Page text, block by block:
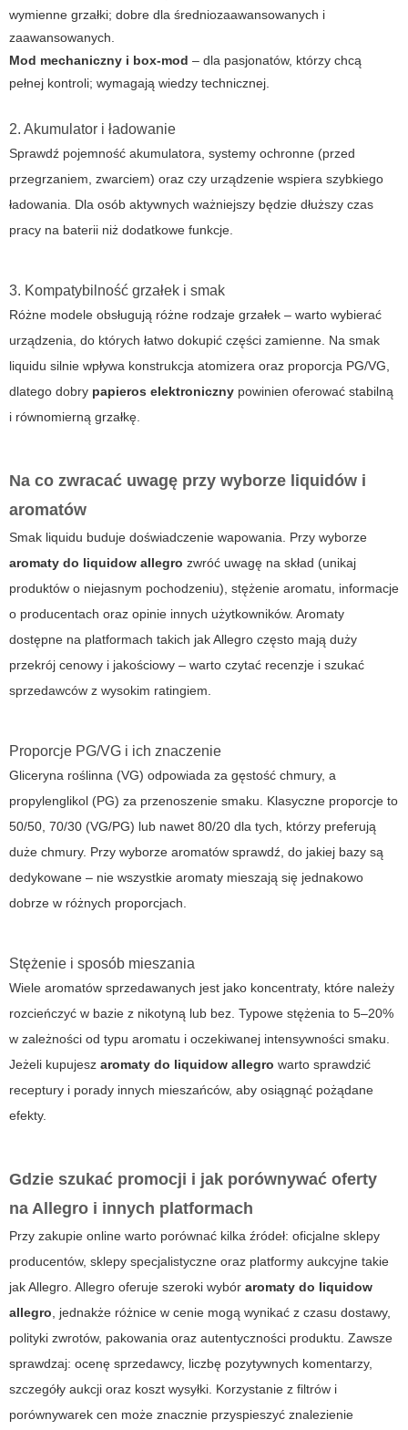
wymienne grzałki; dobre dla średniozaawansowanych i
zaawansowanych.
Mod mechaniczny i box-mod – dla pasjonatów, którzy chcą
pełnej kontroli; wymagają wiedzy technicznej.
2. Akumulator i ładowanie
Sprawdź pojemność akumulatora, systemy ochronne (przed
przegrzaniem, zwarciem) oraz czy urządzenie wspiera szybkiego
ładowania. Dla osób aktywnych ważniejszy będzie dłuższy czas
pracy na baterii niż dodatkowe funkcje.
3. Kompatybilność grzałek i smak
Różne modele obsługują różne rodzaje grzałek – warto wybierać
urządzenia, do których łatwo dokupić części zamienne. Na smak
liquidu silnie wpływa konstrukcja atomizera oraz proporcja PG/VG,
dlatego dobry papieros elektroniczny powinien oferować stabilną
i równomierną grzałkę.
Na co zwracać uwagę przy wyborze liquidów i
aromatów
Smak liquidu buduje doświadczenie wapowania. Przy wyborze
aromaty do liquidow allegro zwróć uwagę na skład (unikaj
produktów o niejasnym pochodzeniu), stężenie aromatu, informacje
o producentach oraz opinie innych użytkowników. Aromaty
dostępne na platformach takich jak Allegro często mają duży
przekrój cenowy i jakościowy – warto czytać recenzje i szukać
sprzedawców z wysokim ratingiem.
Proporcje PG/VG i ich znaczenie
Gliceryna roślinna (VG) odpowiada za gęstość chmury, a
propylenglikol (PG) za przenoszenie smaku. Klasyczne proporcje to
50/50, 70/30 (VG/PG) lub nawet 80/20 dla tych, którzy preferują
duże chmury. Przy wyborze aromatów sprawdź, do jakiej bazy są
dedykowane – nie wszystkie aromaty mieszają się jednakowo
dobrze w różnych proporcjach.
Stężenie i sposób mieszania
Wiele aromatów sprzedawanych jest jako koncentraty, które należy
rozcieńczyć w bazie z nikotyną lub bez. Typowe stężenia to 5–20%
w zależności od typu aromatu i oczekiwanej intensywności smaku.
Jeżeli kupujesz aromaty do liquidow allegro warto sprawdzić
receptury i porady innych mieszańców, aby osiągnąć pożądane
efekty.
Gdzie szukać promocji i jak porównywać oferty
na Allegro i innych platformach
Przy zakupie online warto porównać kilka źródeł: oficjalne sklepy
producentów, sklepy specjalistyczne oraz platformy aukcyjne takie
jak Allegro. Allegro oferuje szeroki wybór aromaty do liquidow
allegro , jednakże różnice w cenie mogą wynikać z czasu dostawy,
polityki zwrotów, pakowania oraz autentyczności produktu. Zawsze
sprawdzaj: ocenę sprzedawcy, liczbę pozytywnych komentarzy,
szczegóły aukcji oraz koszt wysyłki. Korzystanie z filtrów i
porównywarek cen może znacznie przyspieszyć znalezienie